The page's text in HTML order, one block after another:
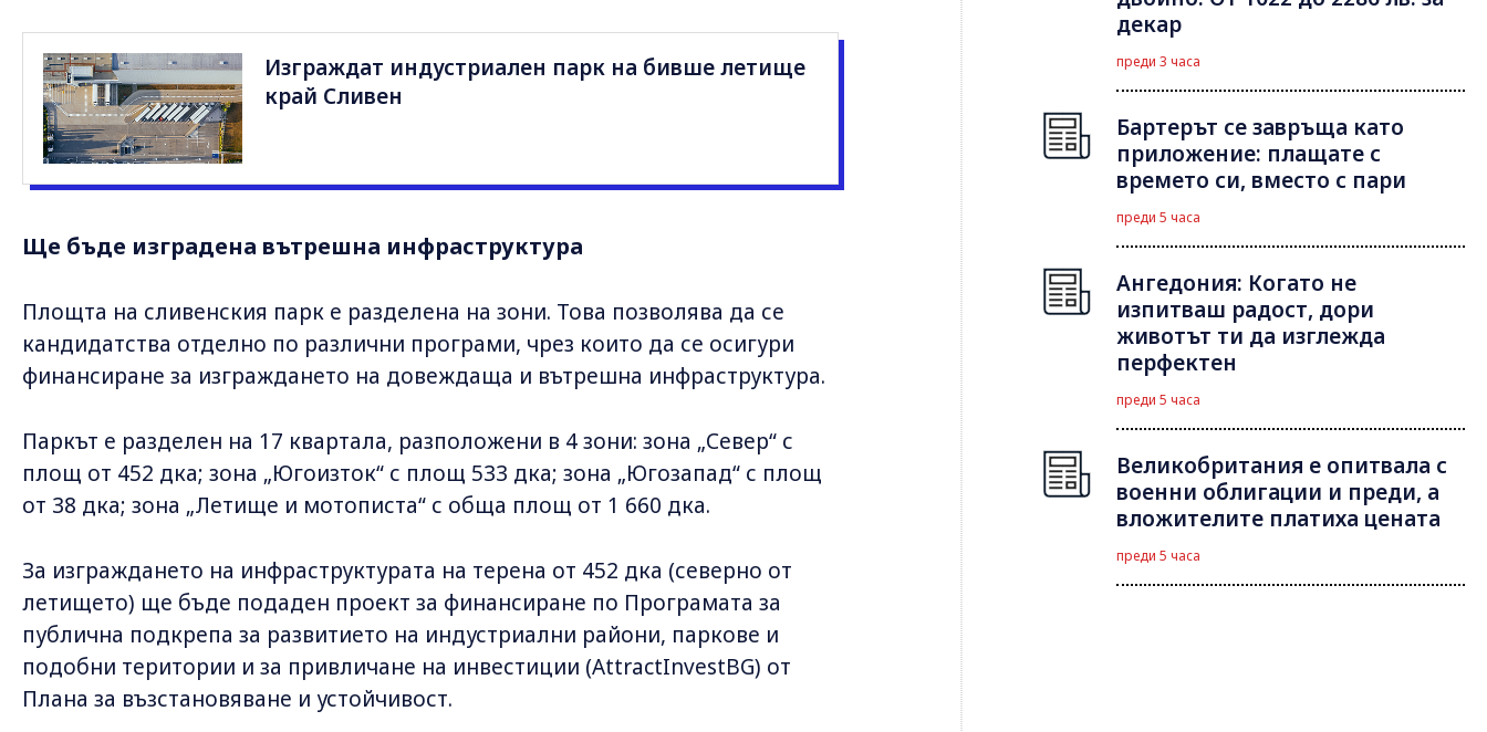
Изграждат индустриален парк на бивше летище
край Сливен
Ще бъде изградена вътрешна инфраструктура
Площта на сливенския парк е разделена на зони. Това позволява да се
кандидатства отделно по различни програми, чрез които да се осигури
финансиране за изграждането на довеждаща и вътрешна инфраструктура.
Паркът е разделен на 17 квартала, разположени в 4 зони: зона „Север“ с
площ от 452 дка; зона „Югоизток“ с площ 533 дка; зона „Югозапад“ с площ
от 38 дка; зона „Летище и мотописта“ с обща площ от 1 660 дка.
За изграждането на инфраструктурата на терена от 452 дка (северно от
летището) ще бъде подаден проект за финансиране по Програмата за
публична подкрепа за развитието на индустриални райони, паркове и
подобни територии и за привличане на инвестиции (AttractInvestBG) от
Плана за възстановяване и устойчивост.
декар
преди 3 часа
Бартерът се завръща като
приложение: плащате с
времето си, вместо с пари
преди 5 часа
Ангедония: Когато не
изпитваш радост, дори
животът ти да изглежда
перфектен
преди 5 часа
Великобритания е опитвала с
военни облигации и преди, а
вложителите платиха цената
преди 5 часа